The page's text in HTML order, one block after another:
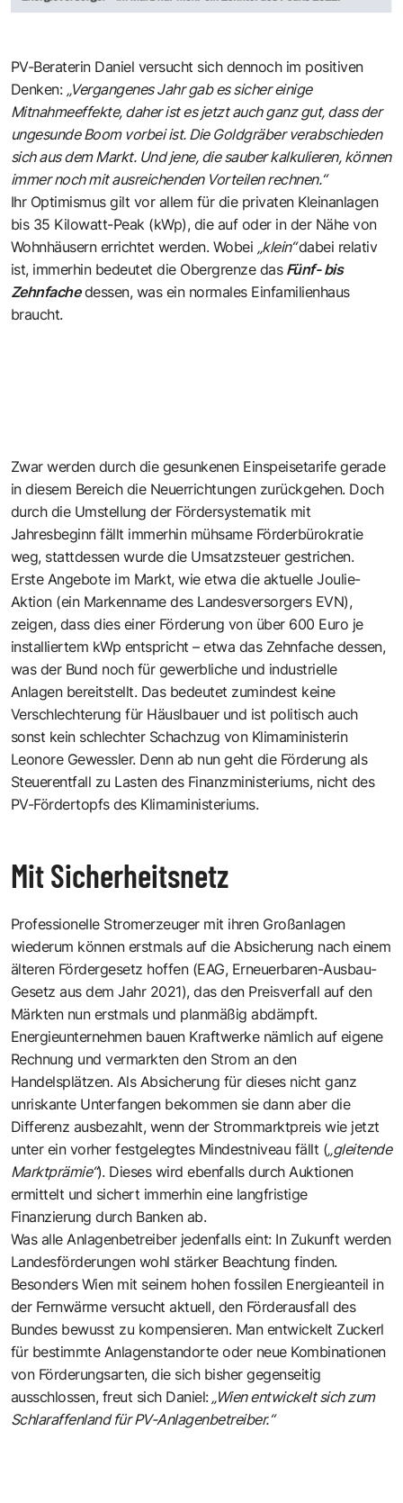
PV-Beraterin Daniel versucht sich dennoch im positiven
Denken: „Vergangenes Jahr gab es sicher einige
Mitnahmeeffekte, daher ist es jetzt auch ganz gut, dass der
ungesunde Boom vorbei ist. Die Goldgräber verabschieden
sich aus dem Markt. Und jene, die sauber kalkulieren, können
immer noch mit ausreichenden Vorteilen rechnen.“
Ihr Optimismus gilt vor allem für die privaten Kleinanlagen
bis 35 Kilowatt-Peak (kWp), die auf oder in der Nähe von
Wohnhäusern errichtet werden. Wobei „klein“dabei relativ
ist, immerhin bedeutet die Obergrenze dasFünf- bis
Zehnfachedessen, was ein normales Einfamilienhaus
braucht.
Zwar werden durch die gesunkenen Einspeisetarife gerade
in diesem Bereich die Neuerrichtungen zurückgehen. Doch
durch die Umstellung der Fördersystematik mit
Jahresbeginn fällt immerhin mühsame Förderbürokratie
weg, stattdessen wurde die Umsatzsteuer gestrichen.
Erste Angebote im Markt, wie etwa die aktuelle Joulie-
Aktion (ein Markenname des Landesversorgers EVN),
zeigen, dass dies einer Förderung von über 600 Euro je
installiertem kWp entspricht – etwa das Zehnfache dessen,
was der Bund noch für gewerbliche und industrielle
Anlagen bereitstellt. Das bedeutet zumindest keine
Verschlechterung für Häuslbauer und ist politisch auch
sonst kein schlechter Schachzug von Klimaministerin
Leonore Gewessler. Denn ab nun geht die Förderung als
Steuerentfall zu Lasten des Finanzministeriums, nicht des
PV-Fördertopfs des Klimaministeriums.
Mit Sicherheitsnetz
Professionelle Stromerzeuger mit ihren Großanlagen
wiederum können erstmals auf die Absicherung nach einem
älteren Fördergesetz hoffen (EAG, Erneuerbaren-Ausbau-
Gesetz aus dem Jahr 2021), das den Preisverfall auf den
Märkten nun erstmals und planmäßig abdämpft.
Energieunternehmen bauen Kraftwerke nämlich auf eigene
Rechnung und vermarkten den Strom an den
Handelsplätzen. Als Absicherung für dieses nicht ganz
unriskante Unterfangen bekommen sie dann aber die
Differenz ausbezahlt, wenn der Strommarktpreis wie jetzt
unter ein vorher festgelegtes Mindestniveau fällt („gleitende
Marktprämie“). Dieses wird ebenfalls durch Auktionen
ermittelt und sichert immerhin eine langfristige
Finanzierung durch Banken ab.
Was alle Anlagenbetreiber jedenfalls eint: In Zukunft werden
Landesförderungen wohl stärker Beachtung finden.
Besonders Wien mit seinem hohen fossilen Energieanteil in
der Fernwärme versucht aktuell, den Förderausfall des
Bundes bewusst zu kompensieren. Man entwickelt Zuckerl
für bestimmte Anlagenstandorte oder neue Kombinationen
von Förderungsarten, die sich bisher gegenseitig
ausschlossen, freut sich Daniel: „Wien entwickelt sich zum
Schlaraffenland für PV-Anlagenbetreiber.“